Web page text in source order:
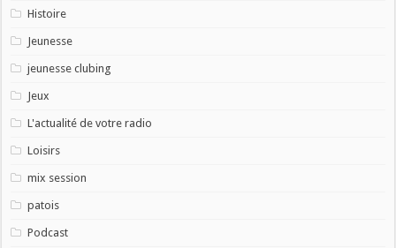
Histoire
Jeunesse
jeunesse clubing
Jeux
L'actualité de votre radio
Loisirs
mix session
patois
Podcast